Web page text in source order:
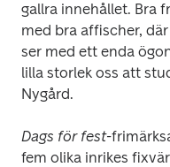
gallra innehållet. Bra
med bra affischer,
ser med ett enda
lilla storlek oss att
Nygård.
Dags för fest-
fem olika inrikes